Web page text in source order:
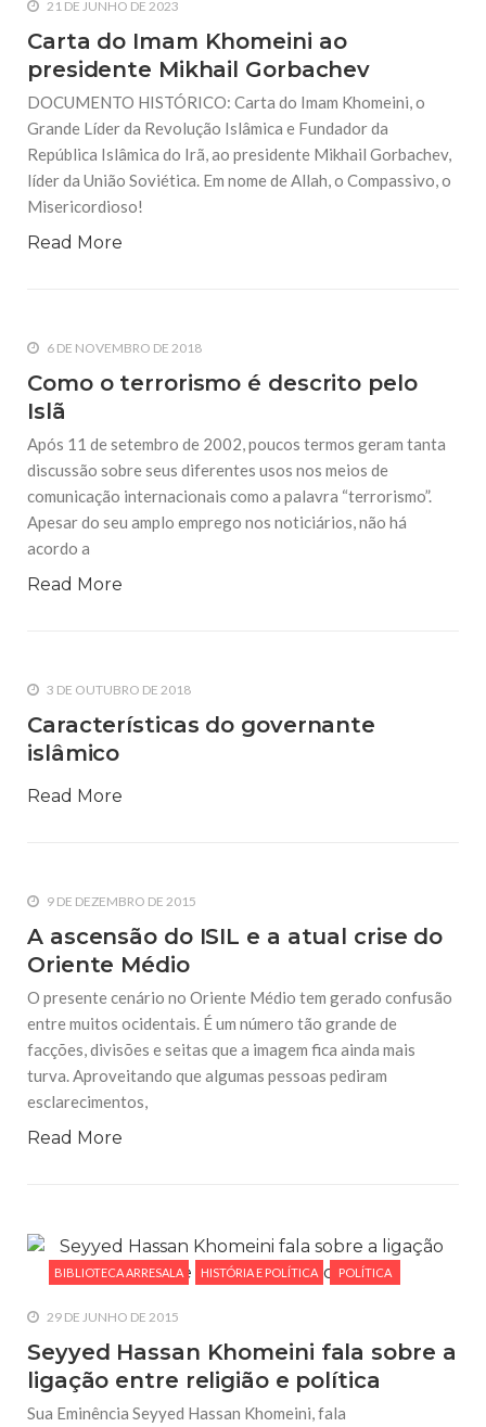
21 DE JUNHO DE 2023
Carta do Imam Khomeini ao
presidente Mikhail Gorbachev
DOCUMENTO HISTÓRICO: Carta do Imam Khomeini, o
Grande Líder da Revolução Islâmica e Fundador da
República Islâmica do Irã, ao presidente Mikhail Gorbachev,
líder da União Soviética. Em nome de Allah, o Compassivo, o
Misericordioso!
Read More
6 DE NOVEMBRO DE 2018
Como o terrorismo é descrito pelo
Islã
Após 11 de setembro de 2002, poucos termos geram tanta
discussão sobre seus diferentes usos nos meios de
comunicação internacionais como a palavra “terrorismo”.
Apesar do seu amplo emprego nos noticiários, não há
acordo a
Read More
3 DE OUTUBRO DE 2018
Características do governante
islâmico
Read More
9 DE DEZEMBRO DE 2015
A ascensão do ISIL e a atual crise do
Oriente Médio
O presente cenário no Oriente Médio tem gerado confusão
entre muitos ocidentais. É um número tão grande de
facções, divisões e seitas que a imagem fica ainda mais
turva. Aproveitando que algumas pessoas pediram
esclarecimentos,
Read More
BIBLIOTECA ARRESALA HISTÓRIA E POLÍTICA POLÍTICA
29 DE JUNHO DE 2015
Seyyed Hassan Khomeini fala sobre a
ligação entre religião e política
Sua Eminência Seyyed Hassan Khomeini, fala